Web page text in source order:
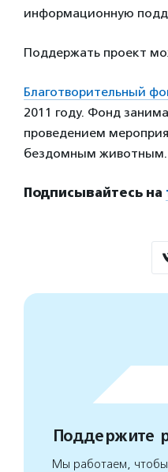
информационную
Поддержать проект
Благотворительный
2011 году. Фонд
проведением
бездомным животным.
Подписывайтесь на
Поддержите
Мы работаем, чтобы